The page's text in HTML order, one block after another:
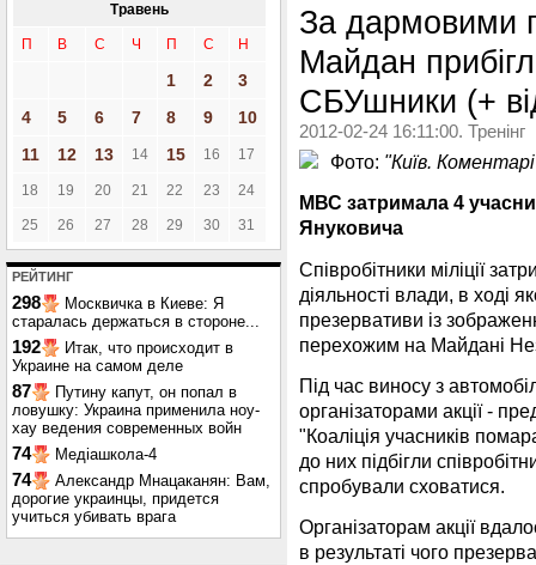
Травень
П В С Ч П С Н
1 2
3
4
5 6 7 8 9
10
11
12 13 14 15 16 17
18 19 20 21 22 23 24
25 26 27 28 29 30 31
РЕЙТИНГ
298
Москвичка в Киеве: Я
старалась держаться в стороне...
192
Итак, что происходит в
Украине на самом деле
87
Путину капут, он попал в
ловушку: Украина применила ноу-
хау ведения современных войн
74 Медіашкола-4
74
Александр Мнацаканян: Вам,
дорогие украинцы, придется
учиться убивать врага
За дармовими
Майдан
СБУшники (+
2012-02-24 16:11:00. Тренінг
Фото: "Київ.
МВС затримала 4
Януковича
Співробітники міліції
діяльності влади, в ході
презервативи із
перехожим на Майдані
Під час виносу з
організаторами акції -
"Коаліція учасників
до них підбігли
спробували сховатися.
Організаторам акції
в результаті чого